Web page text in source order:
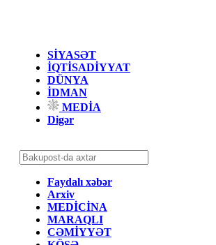
SİYASƏT
İQTİSADİYYAT
DÜNYA
İDMAN
MEDİA
Digər
Faydalı xəbər
Arxiv
MEDİCİNA
MARAQLI
CƏMİYYƏT